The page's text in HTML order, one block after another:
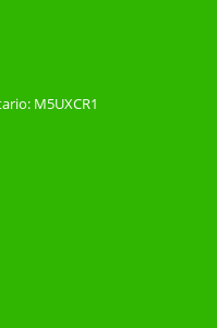
M5UXCR1